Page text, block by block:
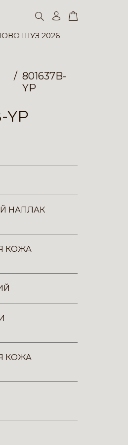
ШУЗ 2026
801637B-
YP
НАПЛАК
КОЖА
КОЖА